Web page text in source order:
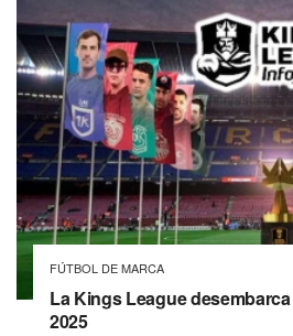
FÚTBOL DE MARCA
La Kings League
2025